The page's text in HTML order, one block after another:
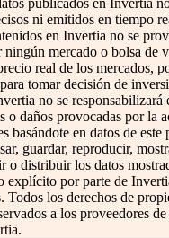
publicados en Invertia
ni emitidos en tiempo
en Invertia no se
ningún mercado o bolsa de
real de los mercados,
tomar decisión de
no se responsabilizará
o daños provocadas por la
basándote en datos de este
guardar, reproducir,
o distribuir los datos
explícito por parte de
Todos los derechos de
a los proveedores de